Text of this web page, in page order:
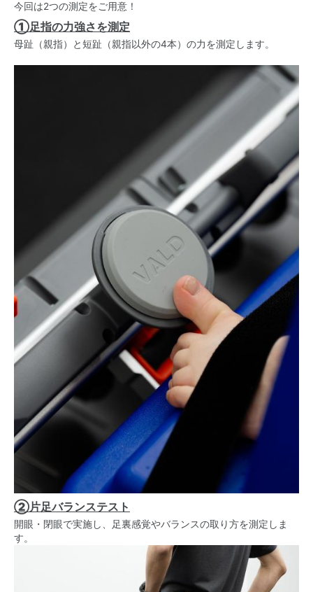
今回は2つの測定をご用意！
①足指の力強さを測定
母趾（親指）と短趾（親指以外の4本）の力を測定します。
②片足バランステスト
開眼・閉眼で実施し、足裏感覚やバランスの取り方を測定しま
す。